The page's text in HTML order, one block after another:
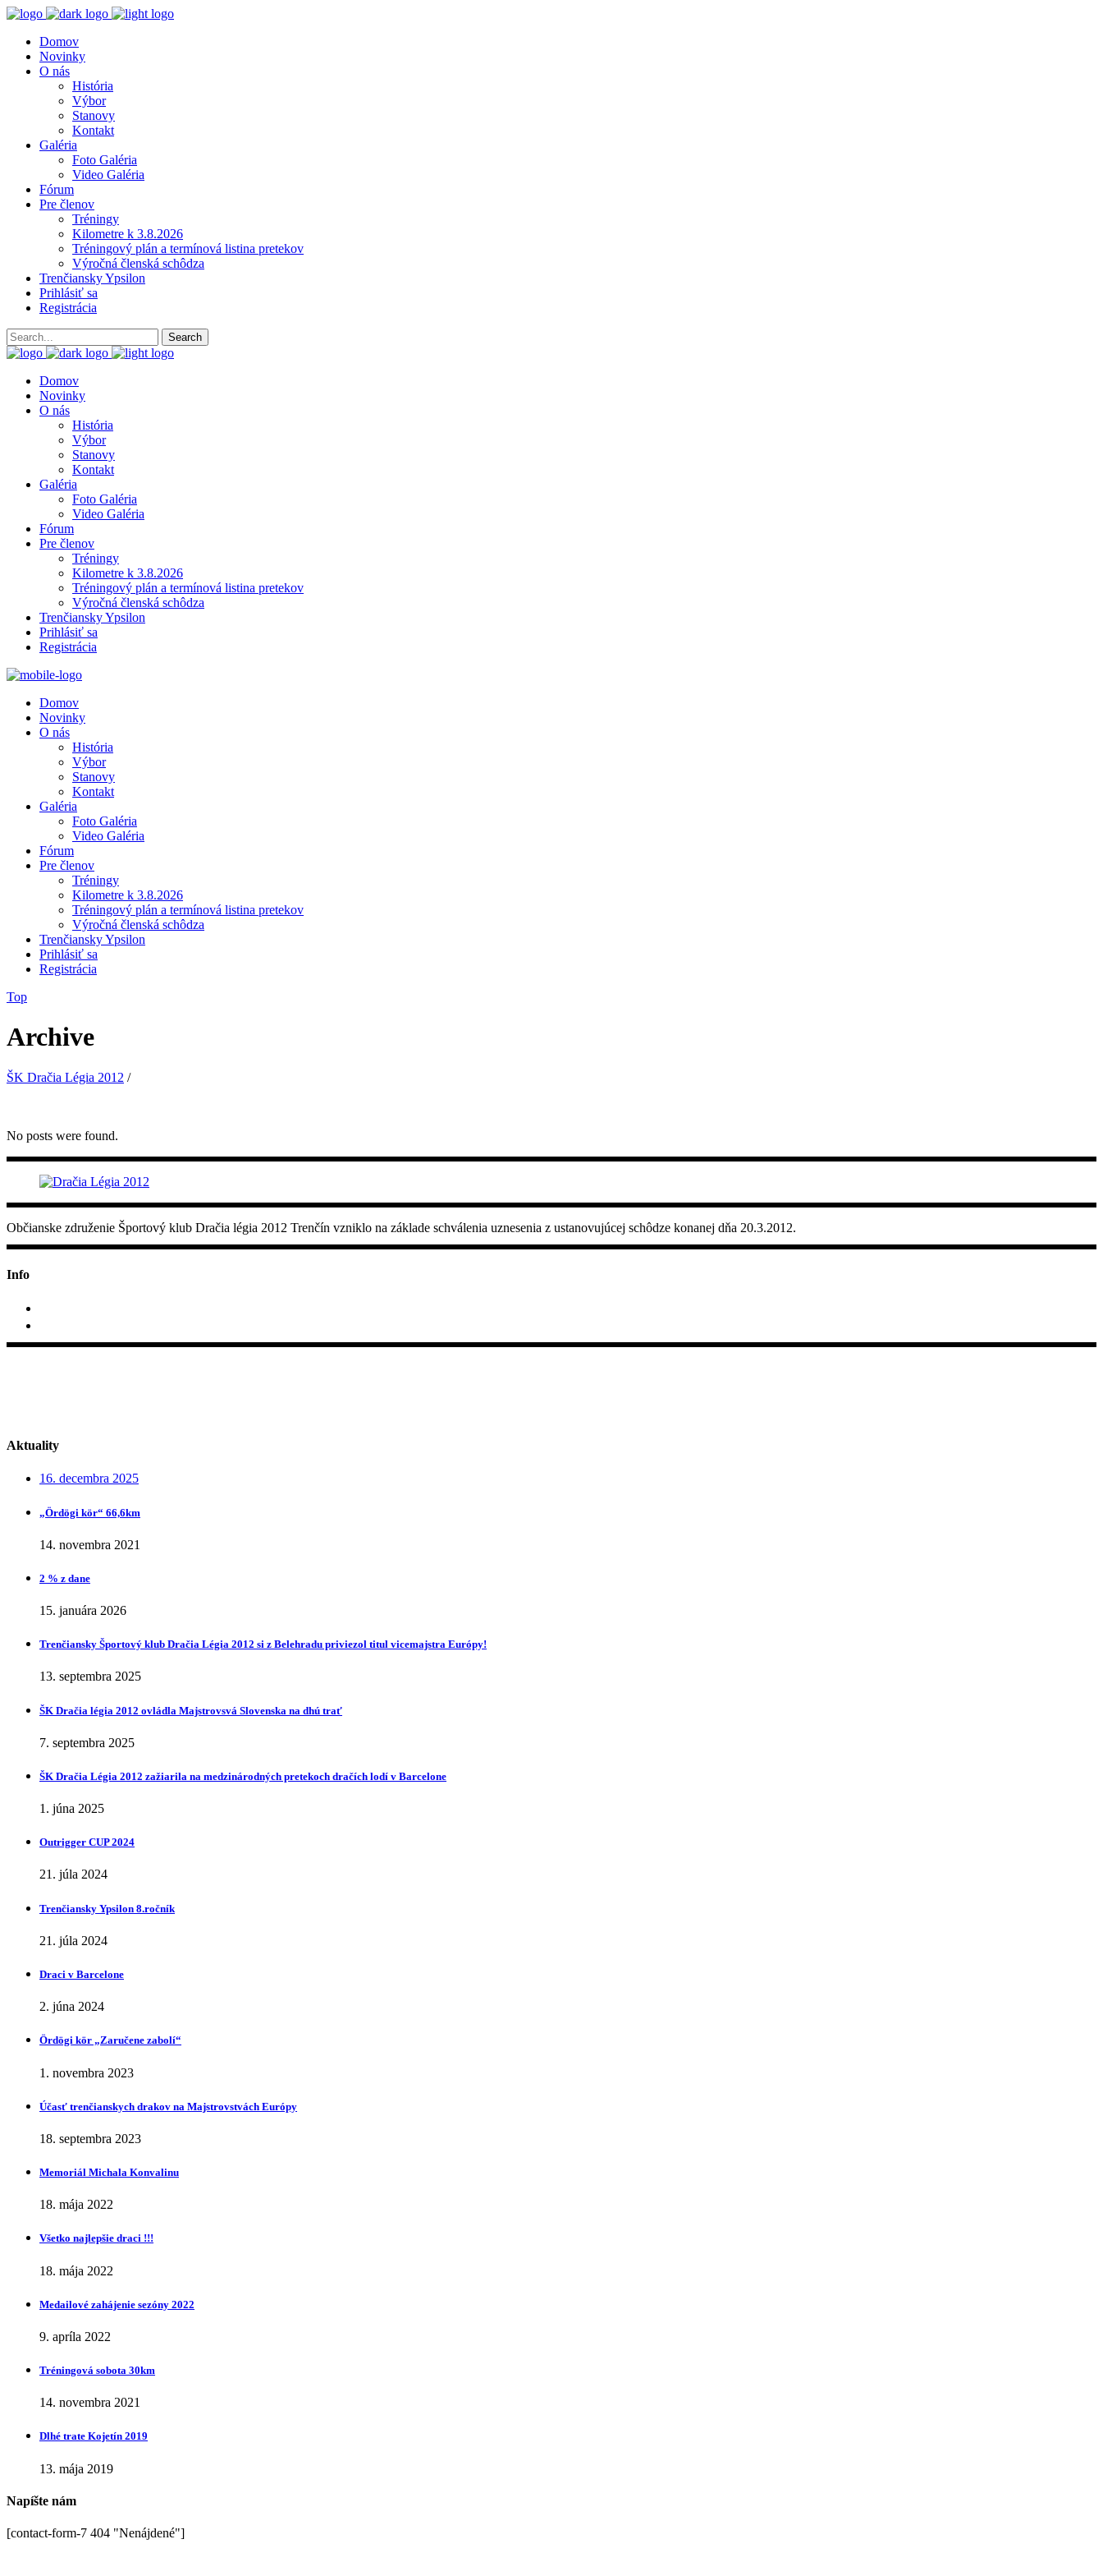
Domov
Novinky
O nás
História
Výbor
Stanovy
Kontakt
Galéria
Foto Galéria
Video Galéria
Fórum
Pre členov
Tréningy
Kilometre k 3.8.2026
Tréningový plán a termínová listina pretekov
Výročná členská schôdza
Trenčiansky Ypsilon
Prihlásiť sa
Registrácia
Domov
Novinky
O nás
História
Výbor
Stanovy
Kontakt
Galéria
Foto Galéria
Video Galéria
Fórum
Pre členov
Tréningy
Kilometre k 3.8.2026
Tréningový plán a termínová listina pretekov
Výročná členská schôdza
Trenčiansky Ypsilon
Prihlásiť sa
Registrácia
Domov
Novinky
O nás
História
Výbor
Stanovy
Kontakt
Galéria
Foto Galéria
Video Galéria
Fórum
Pre členov
Tréningy
Kilometre k 3.8.2026
Tréningový plán a termínová listina pretekov
Výročná členská schôdza
Trenčiansky Ypsilon
Prihlásiť sa
Registrácia
Top
Archive
ŠK Dračia Légia 2012 /
No posts were found.
Občianske združenie Športový klub Dračia légia 2012 Trenčín vzniklo na základe schválenia uznesenia z ustanovujúcej schôdze konanej dňa 20.3.2012.
Info
Aktuality
16. decembra 2025
„Ӧrdӧgi kӧr“ 66,6km
14. novembra 2021
2 % z dane
15. januára 2026
Trenčiansky Športový klub Dračia Légia 2012 si z Belehradu priviezol titul vicemajstra Európy!
13. septembra 2025
ŠK Dračia légia 2012 ovládla Majstrovsvá Slovenska na dhú trať
7. septembra 2025
ŠK Dračia Légia 2012 zažiarila na medzinárodných pretekoch dračích lodí v Barcelone
1. júna 2025
Outrigger CUP 2024
21. júla 2024
Trenčiansky Ypsilon 8.ročník
21. júla 2024
Draci v Barcelone
2. júna 2024
Ӧrdӧgi kӧr „Zaručene zabolí“
1. novembra 2023
Účasť trenčianskych drakov na Majstrovstvách Európy
18. septembra 2023
Memoriál Michala Konvalinu
18. mája 2022
Všetko najlepšie draci !!!
18. mája 2022
Medailové zahájenie sezóny 2022
9. apríla 2022
Tréningová sobota 30km
14. novembra 2021
Dlhé trate Kojetín 2019
13. mája 2019
Napíšte nám
[contact-form-7 404 "Nenájdené"]